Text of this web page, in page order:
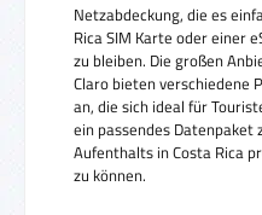
Netzabdeckung, die es
Rica SIM Karte oder einer
zu bleiben. Die großen
Claro bieten verschiedene
an, die sich ideal für
ein passendes Datenpaket
Aufenthalts in Costa Rica
zu können.